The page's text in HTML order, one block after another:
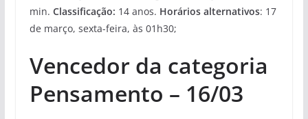
min. Classificação: 14 anos. Horários alternativos: 17
de março, sexta-feira, às 01h30;
Vencedor da categoria
Pensamento – 16/03